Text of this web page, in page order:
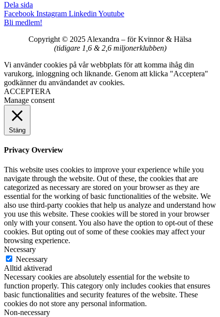
Dela sida
Facebook Instagram Linkedin Youtube
Bli medlem!
Copyright © 2025 Alexandra – för Kvinnor & Hälsa
(tidigare 1,6 & 2,6 miljonerklubben)
Vi använder cookies på vår webbplats för att komma ihåg din
varukorg, inloggning och liknande. Genom att klicka "Acceptera"
godkänner du användandet av cookies.
ACCEPTERA
Manage consent
Stäng
Privacy Overview
This website uses cookies to improve your experience while you
navigate through the website. Out of these, the cookies that are
categorized as necessary are stored on your browser as they are
essential for the working of basic functionalities of the website. We
also use third-party cookies that help us analyze and understand how
you use this website. These cookies will be stored in your browser
only with your consent. You also have the option to opt-out of these
cookies. But opting out of some of these cookies may affect your
browsing experience.
Necessary
Necessary
Alltid aktiverad
Necessary cookies are absolutely essential for the website to
function properly. This category only includes cookies that ensures
basic functionalities and security features of the website. These
cookies do not store any personal information.
Non-necessary